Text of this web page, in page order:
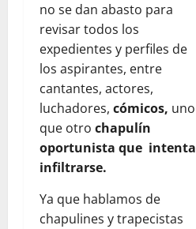
no se dan abasto para
revisar todos los
expedientes y perfiles de
los aspirantes, entre
cantantes, actores,
luchadores, cómicos, uno
que otro chapulín
oportunista que intenta
infiltrarse.
Ya que hablamos de
chapulines y trapecistas